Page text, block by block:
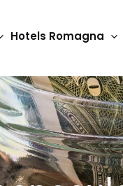
Hotels Romagna